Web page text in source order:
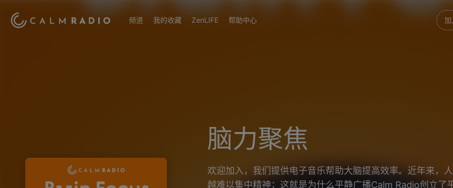
频道 我的收藏 ZenLIFE 帮助中心 加
脑力聚焦
欢迎加入，我们提供电子音乐帮助大脑提高效率。近年来，
越难以集中精神；这就是为什么平静广播Calm Radio创立了